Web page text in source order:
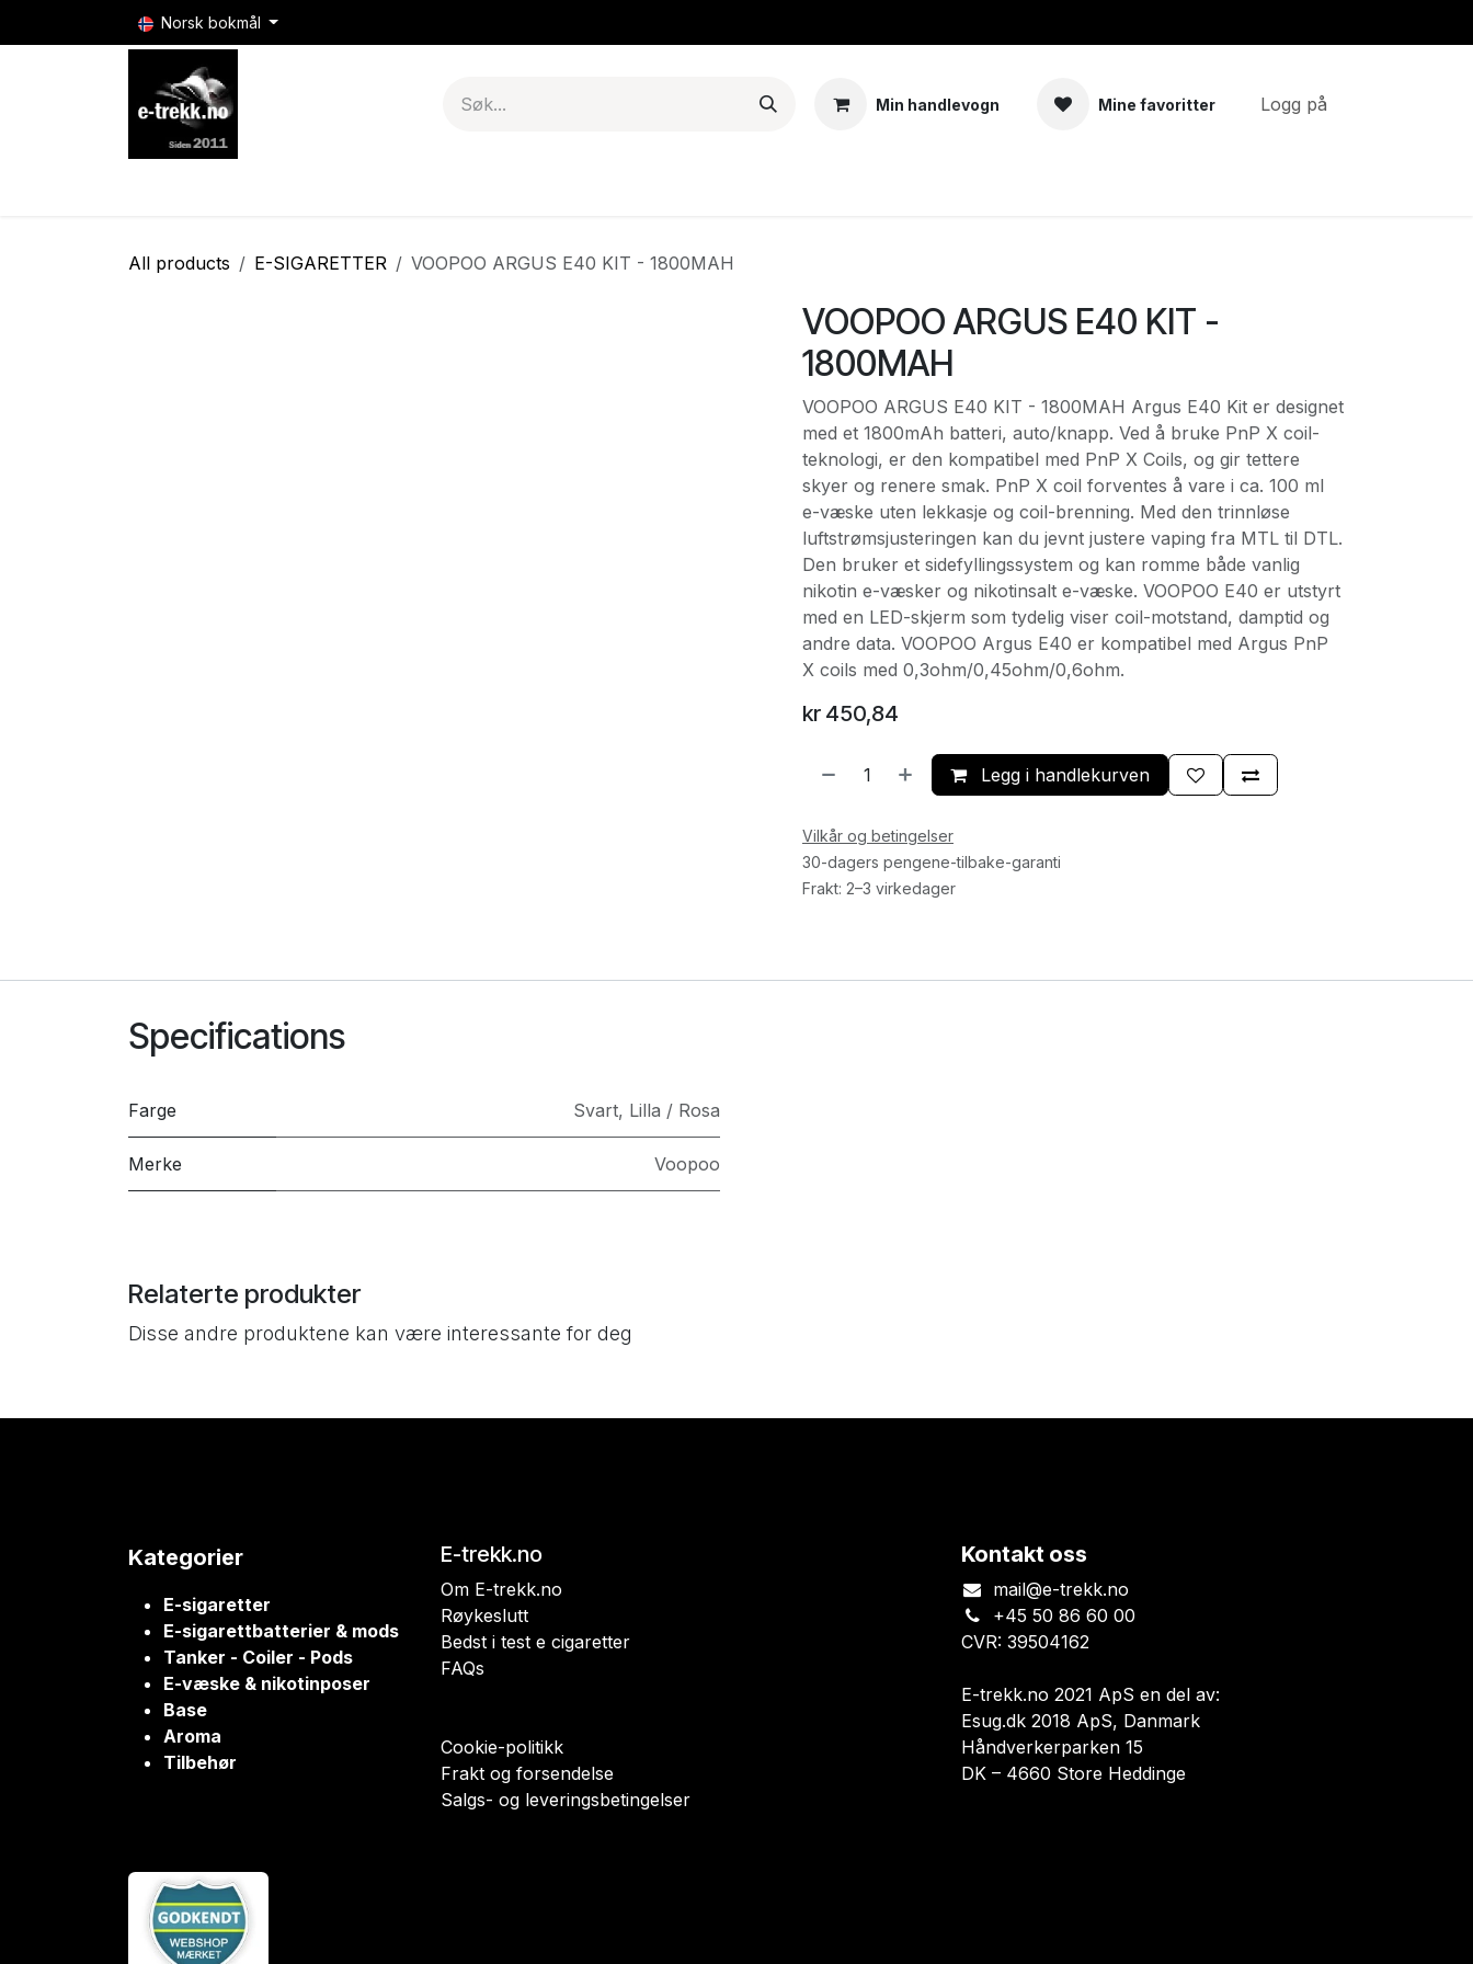
Norsk bokmål
Min handlevogn Mine favoritter Logg på
All products E-SIGARETTER VOOPOO ARGUS E40 KIT - 1800MAH
VOOPOO ARGUS E40 KIT -
1800MAH
VOOPOO ARGUS E40 KIT - 1800MAH Argus E40 Kit er designet
med et 1800mAh batteri, auto/knapp. Ved å bruke PnP X coil-
teknologi, er den kompatibel med PnP X Coils, og gir tettere
skyer og renere smak. PnP X coil forventes å vare i ca. 100 ml
e-væske uten lekkasje og coil-brenning. Med den trinnløse
luftstrømsjusteringen kan du jevnt justere vaping fra MTL til DTL.
Den bruker et sidefyllingssystem og kan romme både vanlig
nikotin e-væsker og nikotinsalt e-væske. VOOPOO E40 er utstyrt
med en LED-skjerm som tydelig viser coil-motstand, damptid og
andre data. VOOPOO Argus E40 er kompatibel med Argus PnP
X coils med 0,3ohm/0,45ohm/0,6ohm.
kr 450,84
Legg i handlekurven
Vilkår og betingelser
30-dagers pengene-tilbake-garanti
Frakt: 2–3 virkedager
Specifications
Farge Svart, Lilla / Rosa
Merke Voopoo
Relaterte produkter
Disse andre produktene kan være interessante for deg
Kategorier
E-sigaretter
E-sigarettbatterier & mods
Tanker - Coiler - Pods
E-væske & nikotinposer
Base
Aroma
Tilbehør
E-trekk.no
Om E-trekk.no
Røykeslutt
Bedst i test e cigaretter
FAQs
Cookie-politikk
Frakt og forsendelse
Salgs- og leveringsbetingelser
Kontakt oss
mail@e-trekk.no
+45 50 86 60 00
CVR: 39504162
E-trekk.no 2021 ApS en del av:
Esug.dk 2018 ApS, Danmark
Håndverkerparken 15
DK – 4660 Store Heddinge